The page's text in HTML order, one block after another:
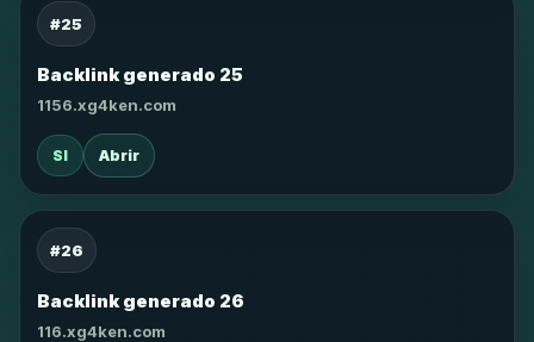
#25
Backlink generado 25
1156.xg4ken.com
SI Abrir
#26
Backlink generado 26
116.xg4ken.com